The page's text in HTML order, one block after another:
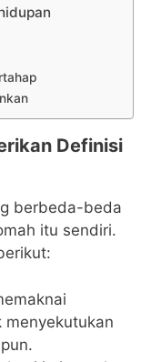
Definisi
berbeda-beda
itu sendiri.